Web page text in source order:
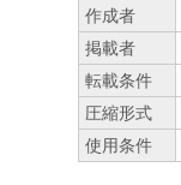
作成者
掲載者
転載条件
圧縮形式
使用条件